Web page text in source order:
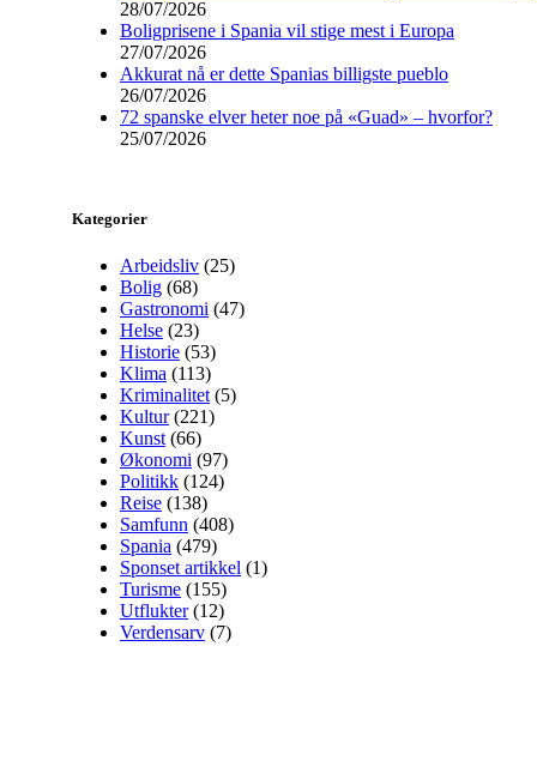
28/07/2026
Boligprisene i Spania vil stige mest i Europa
27/07/2026
Akkurat nå er dette Spanias billigste pueblo
26/07/2026
72 spanske elver heter noe på «Guad» – hvorfor?
25/07/2026
Kategorier
Arbeidsliv (25)
Bolig (68)
Gastronomi (47)
Helse (23)
Historie (53)
Klima (113)
Kriminalitet (5)
Kultur(221)
Kunst (66)
Økonomi (97)
Politikk (124)
Reise (138)
Samfunn (408)
Spania (479)
Sponset artikkel (1)
Turisme (155)
Utflukter(12)
Verdensarv (7)